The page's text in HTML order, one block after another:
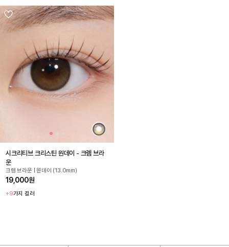
시크리티브 크리스틴 원데이 - 크렘 브라
운
크렘 브라운 | 원데이 (13.0mm)
19,000원
+9가지 컬러